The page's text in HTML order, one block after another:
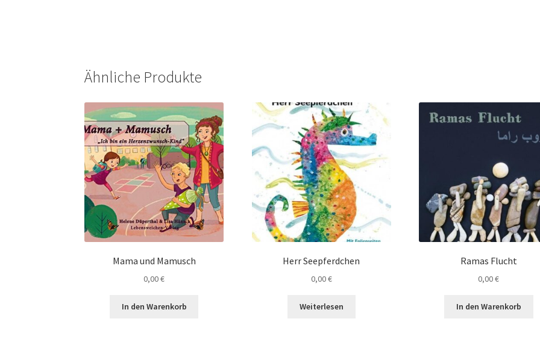
Ähnliche Produkte
Mama und Mamusch
0,00€
In den Warenkorb
Herr Seepferdchen
0,00€
Weiterlesen
Ramas Flucht
0,00€
In den Warenkorb